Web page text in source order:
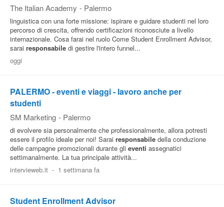
Blog
Area
Aziende
The Italian Academy - Palermo
linguistica con una forte missione: ispirare e guidare studenti nel loro
percorso di crescita, offrendo certificazioni riconosciute a livello
internazionale. Cosa farai nel ruolo Come Student Enrollment Advisor,
sarai responsabile di gestire l'intero funnel...
oggi
PALERMO - eventi e viaggi - lavoro anche per
studenti
SM Marketing - Palermo
di evolvere sia personalmente che professionalmente, allora potresti
essere il profilo ideale per noi! Sarai responsabile della conduzione
delle campagne promozionali durante gli eventi assegnatici
settimanalmente. La tua principale attività...
intervieweb.it - 1 settimana fa
Student Enrollment Advisor